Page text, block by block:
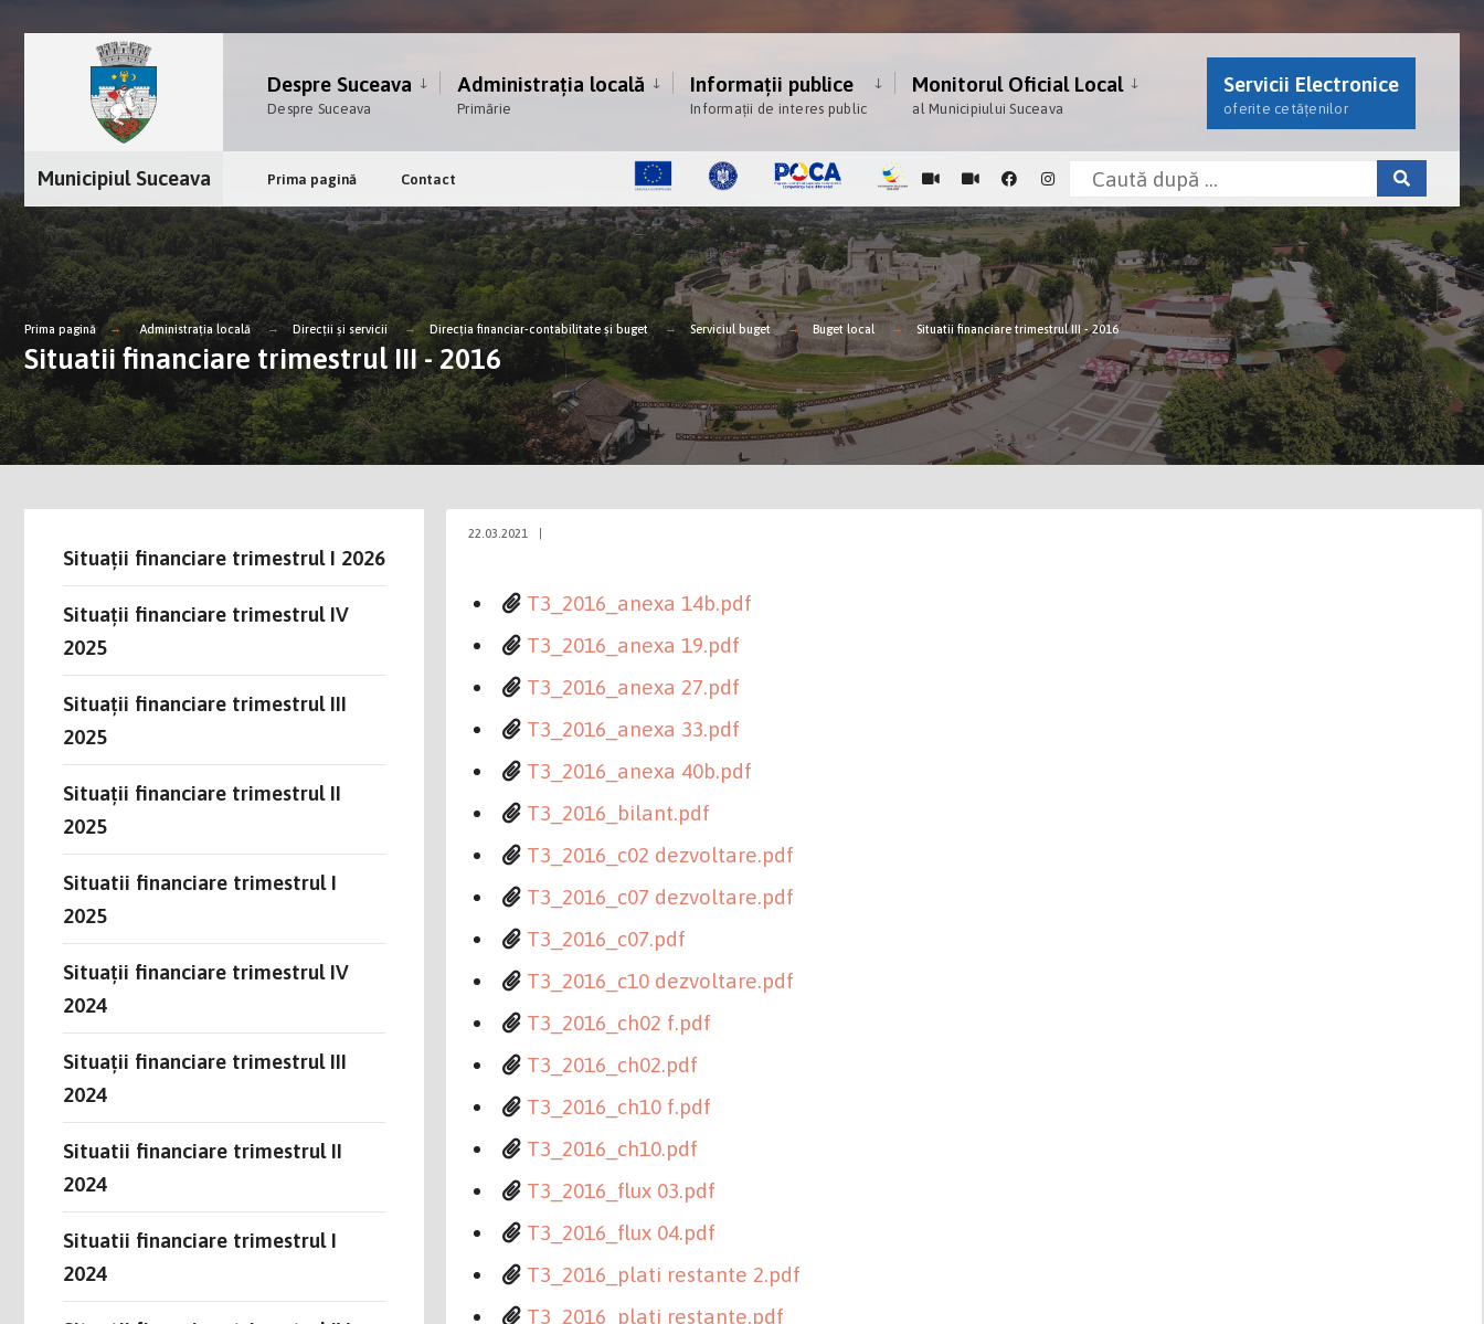
Despre Suceava
Despre Suceava
Administrația locală
Primărie
Informații publice
Informații de interes public
Monitorul Oficial Local
al Municipiului Suceava
Servicii Electronice
oferite cetățenilor
Municipiul Suceava Prima pagină Contact
Prima pagină Administrația locală Direcții și servicii Direcţia financiar-contabilitate şi buget Serviciul buget Buget local Situatii financiare trimestrul III - 2016
Situatii financiare trimestrul III - 2016
22.03.2021
T3_2016_anexa 14b.pdf
T3_2016_anexa 19.pdf
T3_2016_anexa 27.pdf
T3_2016_anexa 33.pdf
T3_2016_anexa 40b.pdf
T3_2016_bilant.pdf
T3_2016_c02 dezvoltare.pdf
T3_2016_c07 dezvoltare.pdf
T3_2016_c07.pdf
T3_2016_c10 dezvoltare.pdf
T3_2016_ch02 f.pdf
T3_2016_ch02.pdf
T3_2016_ch10 f.pdf
T3_2016_ch10.pdf
T3_2016_flux 03.pdf
T3_2016_flux 04.pdf
T3_2016_plati restante 2.pdf
T3_2016_plati restante.pdf
Situații financiare trimestrul I 2026
Situații financiare trimestrul IV
2025
Situații financiare trimestrul III
2025
Situații financiare trimestrul II
2025
Situatii financiare trimestrul I
2025
Situații financiare trimestrul IV
2024
Situații financiare trimestrul III
2024
Situatii financiare trimestrul II
2024
Situatii financiare trimestrul I
2024